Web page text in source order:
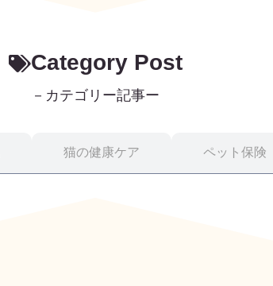
Category Post
－カテゴリー記事ー
猫の健康ケア ペット保険